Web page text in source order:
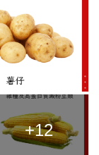
+12